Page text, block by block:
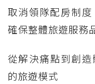
取消領隊配房制
確保整體旅遊服務
從解決痛點到創
的旅遊模式